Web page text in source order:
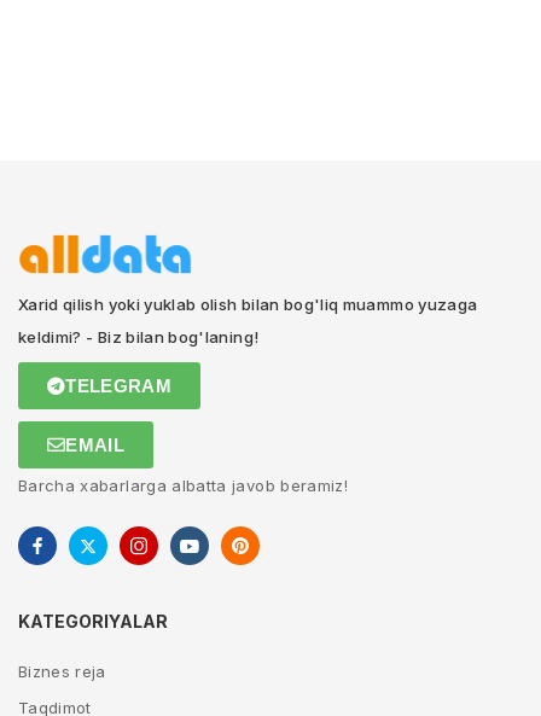
Xarid qilish yoki yuklab olish bilan bog'liq muammo yuzaga
keldimi? - Biz bilan bog'laning!
TELEGRAM
EMAIL
Barcha xabarlarga albatta javob beramiz!
KATEGORIYALAR
Biznes reja
Taqdimot